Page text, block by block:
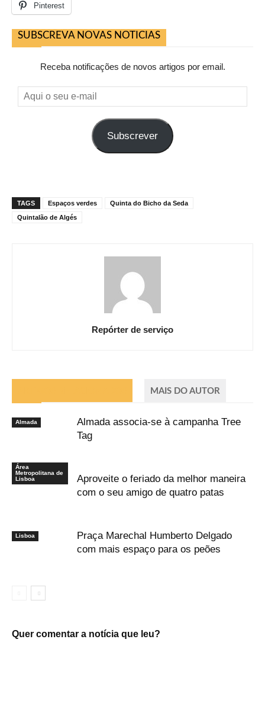
Pinterest
SUBSCREVA NOVAS NOTICIAS
Receba notificações de novos artigos por email.
Aqui
o
Subscrever
TAGS Espaços verdes
Quinta do Bicho da Seda
Quintalão de Algés
Repórter de serviço
MAIS DO AUTOR
Almada
Almada associa-se à campanha Tree
Tag
Área
Metropolitana de
Lisboa
Aproveite o feriado da melhor maneira
com o seu amigo de quatro patas
Lisboa
Praça Marechal Humberto Delgado
com mais espaço para os peões
Quer comentar a notícia que leu?